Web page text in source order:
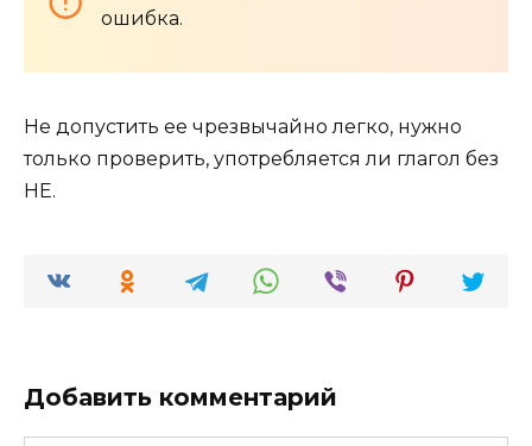
ошибка.
Не допустить ее чрезвычайно легко, нужно
только проверить, употребляется ли глагол без
НЕ.
Добавить комментарий